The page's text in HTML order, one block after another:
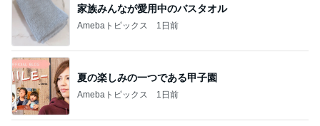
家族みんなが愛用中のバスタオル
Amebaトピックス 1日前
夏の楽しみの一つである甲子園
Amebaトピックス 1日前